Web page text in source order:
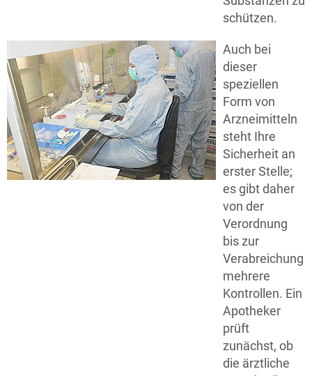
schützen.
Auch bei
dieser
speziellen
Form von
Arzneimitteln
steht Ihre
Sicherheit an
erster Stelle;
es gibt daher
von der
Verordnung
bis zur
Verabreichung
mehrere
Kontrollen. Ein
Apotheker
prüft
zunächst, ob
die ärztliche